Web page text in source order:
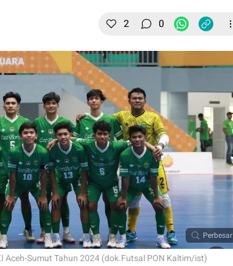
2 0
Perbesar
Aceh-Sumut Tahun 2024 (dok.Futsal PON Kaltim/ist)